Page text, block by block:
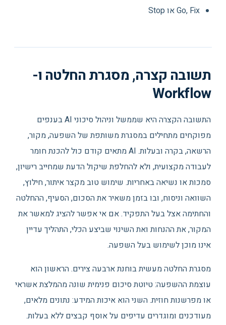
Go, Fix או Stop
תשובה קצרה, מסגרת החלטה ו-
Workflow
התשובה הקצרה היא שממשל וניהול סיכוני AI בענפים
מפוקחים מתחילים במסגרת משותפת של השפעה, מקור,
הרשאה, בקרה ובעלות. AI מתאים קודם כול להכנת חומר
לעבודה מקצועית, ולא להחלפת שיקול הדעת שמחייב רישיון,
סמכות או נשיאה באחריות. שימוש טוב מקצר איתור, חילוץ,
השוואה וניסוח, ובו בזמן משאיר את הסכום, הסעיף, ההחלטה
והחתימה אצל בעל התפקיד. אם אי אפשר להציג למאשר את
המקור, את ההנחות ואת השינוי שביצע הכלי, התהליך עדיין
אינו מוכן לשימוש בעל השפעה.
מסגרת החלטה מעשית בוחנת ארבעה צירים. הראשון הוא
עוצמת ההשפעה: טיוטת סיכום פנימית שונה מהמלצת אשראי
או מפרשנות חוזית. השני הוא איכות המידע: נתונים מלאים,
מעודכנים ומוגדרים עדיפים על אוסף קבצים ללא בעלות.